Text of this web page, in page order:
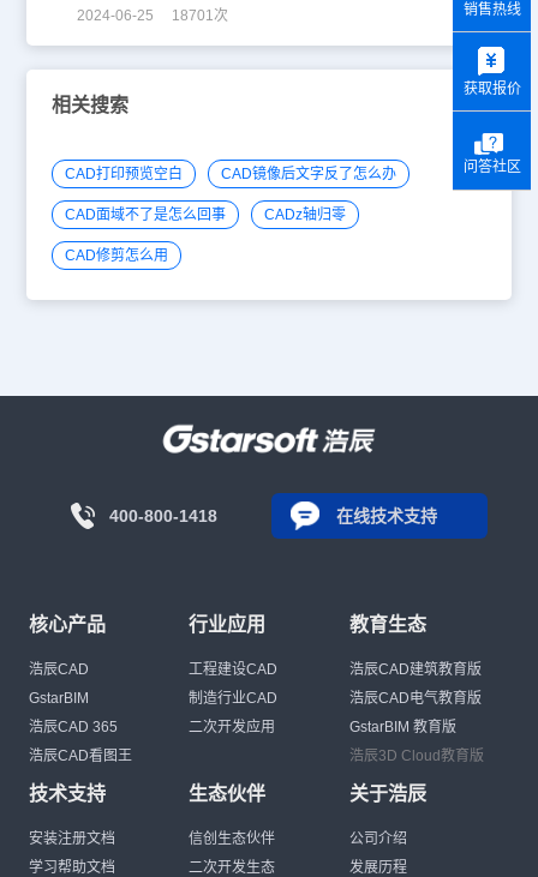
2024-06-25 18701次
相关搜索
CAD打印预览空白 CAD镜像后文字反了怎么办
CAD面域不了是怎么回事 CADz轴归零
CAD修剪怎么用
400-800-1418 在线技术支持
核心产品
浩辰CAD
GstarBIM
浩辰CAD 365
浩辰CAD看图王
行业应用
工程建设CAD
制造行业CAD
二次开发应用
教育生态
浩辰CAD建筑教育版
浩辰CAD电气教育版
GstarBIM 教育版
浩辰3D Cloud教育版
技术支持
安装注册文档
学习帮助文档
生态伙伴
信创生态伙伴
二次开发生态
关于浩辰
公司介绍
发展历程
销售热线
获取报价
问答社区